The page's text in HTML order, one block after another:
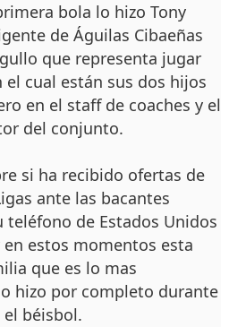
bola lo hizo Tony
de Águilas Cibaeñas
que representa jugar
cual están sus dos hijos
en el staff de coaches y el
del conjunto.
si ha recibido ofertas de
ante las bacantes
de Estados Unidos
estos momentos esta
que es lo mas
hizo por completo durante
el béisbol.